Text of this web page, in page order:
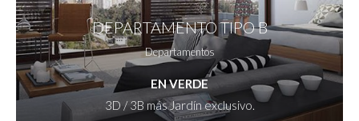
DEPARTAMENTO TIPO B
Departamentos
EN VERDE
3D / 3B más Jardín exclusivo.